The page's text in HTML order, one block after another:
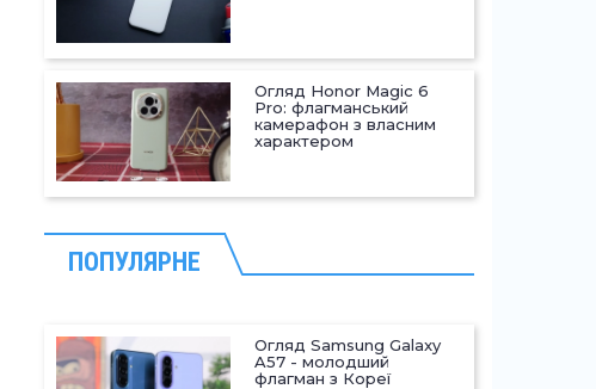
Огляд Honor Magic 6
Pro: флагманський
камерафон з власним
характером
ПОПУЛЯРНЕ
Огляд Samsung Galaxy
A57 - молодший
флагман з Кореї